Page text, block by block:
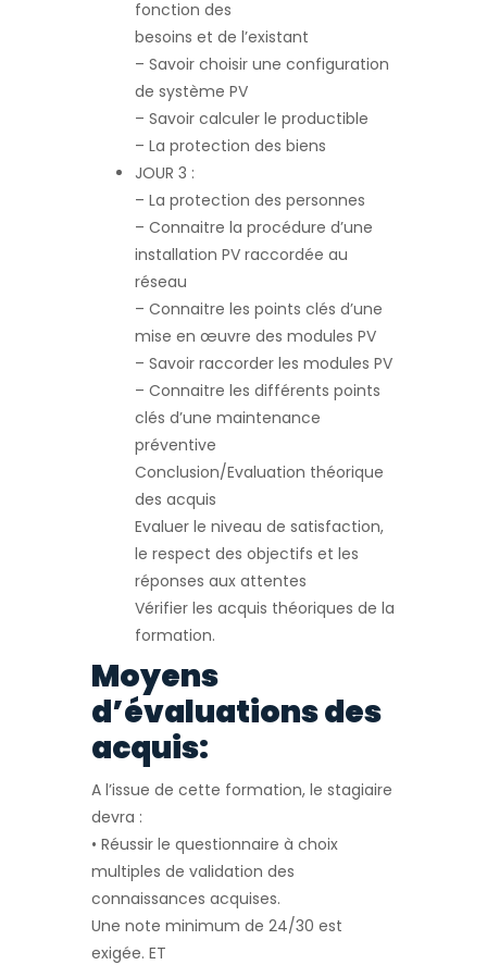
fonction des
besoins et de l’existant
– Savoir choisir une configuration
de système PV
– Savoir calculer le productible
– La protection des biens
JOUR 3 :
– La protection des personnes
– Connaitre la procédure d’une
installation PV raccordée au
réseau
– Connaitre les points clés d’une
mise en œuvre des modules PV
– Savoir raccorder les modules PV
– Connaitre les différents points
clés d’une maintenance
préventive
Conclusion/Evaluation théorique
des acquis
Evaluer le niveau de satisfaction,
le respect des objectifs et les
réponses aux attentes
Vérifier les acquis théoriques de la
formation.
Moyens
d’évaluations des
acquis:
A l’issue de cette formation, le stagiaire
devra :
• Réussir le questionnaire à choix
multiples de validation des
connaissances acquises.
Une note minimum de 24/30 est
exigée. ET